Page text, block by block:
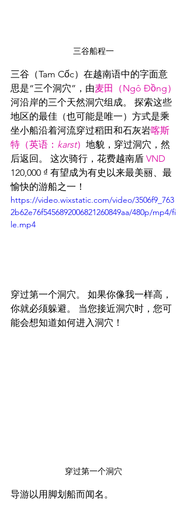
三谷船程一
三谷（Tam Cốc）在越南语中的字面意
思是“三个洞穴”，由麦田（Ngô Đồng）
河沿岸的三个天然洞穴组成。 探索这些
地区的最佳（也可能是唯一）方式是乘
坐小船沿着河流穿过稻田和石灰岩喀斯
特（英语： karst） 地貌，穿过洞穴，然
后返回。 这次骑行，花费越南盾 VND
120,000 ₫ 有望成为有史以来最美丽、最
愉快的游船之一！
https://video.wixstatic.com/video/3506f9_763
2b62e76f5456892006821260849aa/480p/mp4/fi
le.mp4
穿过第一个洞穴。 如果你像我一样高，
你就必须躲避。 当您接近洞穴时，您可
能会想知道如何进入洞穴！
穿过第一个洞穴
导游以用脚划船而闻名。